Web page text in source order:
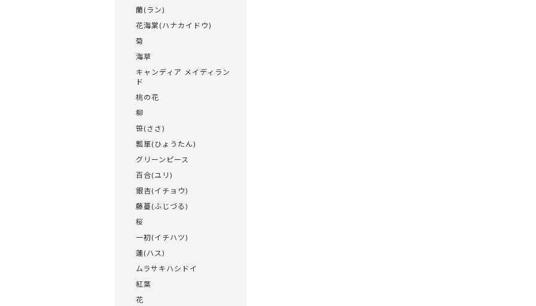
蘭(ラン)
花海棠(ハナカイドウ)
菊
海草
キャンディア メイディラン
ド
桃の花
柳
笹(ささ)
瓢箪(ひょうたん)
グリーンピース
百合(ユリ)
銀杏(イチョウ)
藤蔓(ふじづる)
桜
一初(イチハツ)
蓮(ハス)
ムラサキハシドイ
紅葉
花